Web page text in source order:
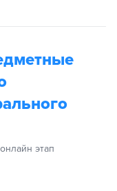
этап